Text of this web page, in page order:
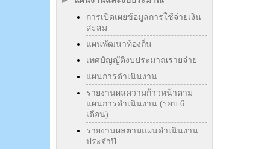
การเปิดเผยข้อมูลการใช้จ่ายเงิน
สะสม
แผนพัฒนาท้องถิ่น
เทศบัญญัติงบประมาณรายจ่าย
แผนการดำเนินงาน
รายงานผลความก้าวหน้าตาม
แผนการดำเนินงาน (รอบ 6
เดือน)
รายงานผลตามแผนดำเนินงาน
ประจำปี